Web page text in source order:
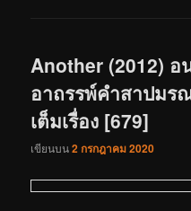
Another (2012) อ
อาถรรพ์คำสาปมร
เต็มเรื่อง [679]
เขียนบน2 กรกฎาคม 2020